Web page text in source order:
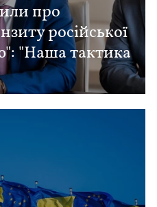
про
російської
"Наша тактика